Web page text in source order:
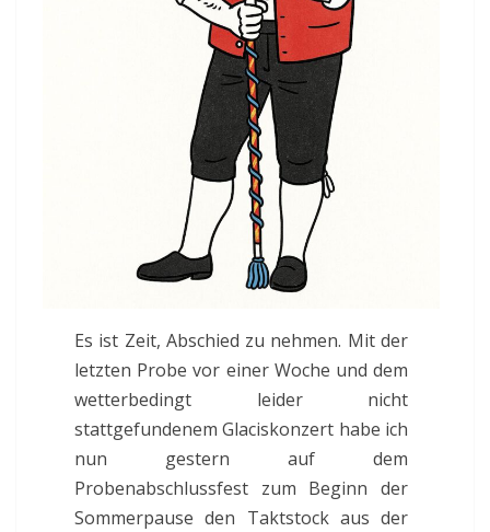
Es ist Zeit, Abschied zu nehmen. Mit der
letzten Probe vor einer Woche und dem
wetterbedingt leider nicht
stattgefundenem Glaciskonzert habe ich
nun gestern auf dem
Probenabschlussfest zum Beginn der
Sommerpause den Taktstock aus der